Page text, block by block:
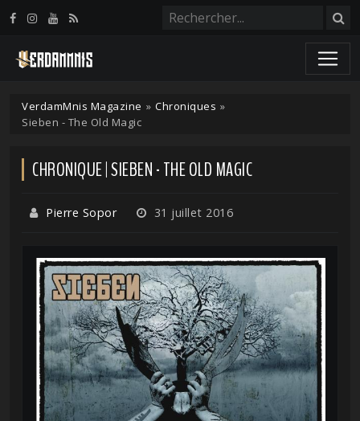
VerdamMnis Magazine » Chroniques »
Sieben - The Old Magic
CHRONIQUE | SIEBEN - THE OLD MAGIC
Pierre Sopor 31 juillet 2016
Panneau de gestion des cookies